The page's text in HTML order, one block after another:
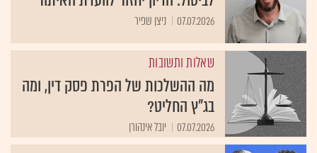
07.07.2026 ניצן שפיר
שאלות ותשובות
מה ההשלכות של הפרת פסק דין, ומה
בג"ץ החליט?
07.07.2026 יובל אינהורן